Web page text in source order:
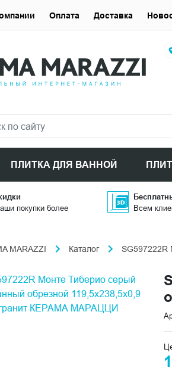
ПЛИТКА ДЛЯ ВАННОЙ
Оплата Доставка
покупки более
Всем
MARAZZI Каталог SG597222R